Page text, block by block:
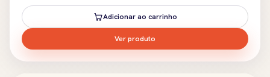
Adicionar ao carrinho
Ver produto